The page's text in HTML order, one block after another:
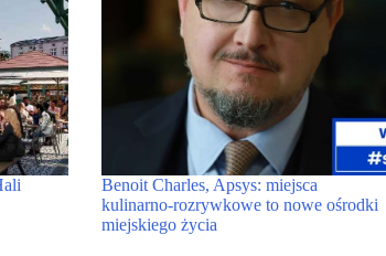
Benoit Charles, Apsys: miejsca
kulinarno-rozrywkowe to nowe ośrodki
miejskiego życia